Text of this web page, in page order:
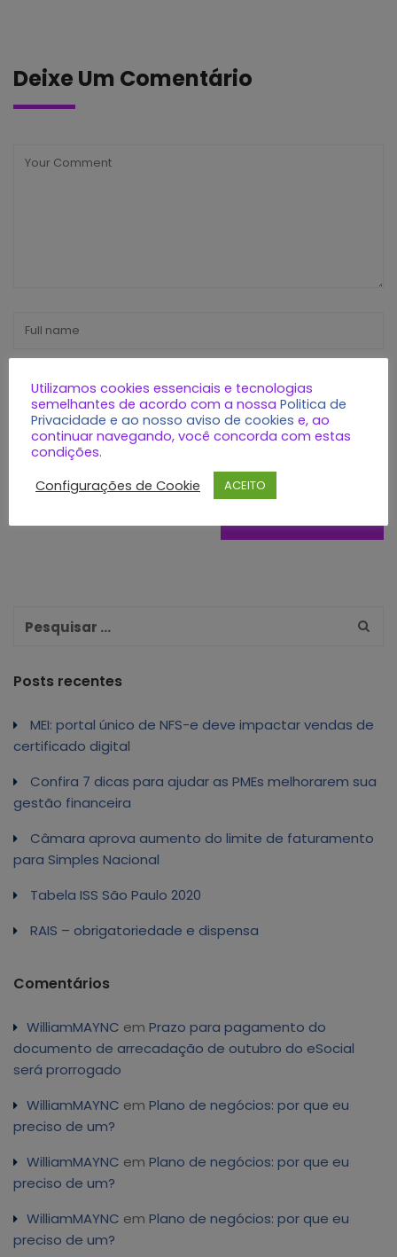
Deixe Um Comentário
Posts recentes
MEI: portal único de NFS-e deve impactar vendas de
certificado digital
Confira 7 dicas para ajudar as PMEs melhorarem sua
gestão financeira
Câmara aprova aumento do limite de faturamento
para Simples Nacional
Tabela ISS São Paulo 2020
RAIS – obrigatoriedade e dispensa
Comentários
WilliamMAYNC em Prazo para pagamento do
documento de arrecadação de outubro do eSocial
será prorrogado
WilliamMAYNC em Plano de negócios: por que eu
preciso de um?
WilliamMAYNC em Plano de negócios: por que eu
preciso de um?
WilliamMAYNC em Plano de negócios: por que eu
preciso de um?
Utilizamos cookies essenciais e tecnologias
semelhantes de acordo com a nossa Politica de
Privacidade e ao nosso aviso de cookies e, ao
continuar navegando, você concorda com estas
condições.
Configurações de Cookie
ACEITO